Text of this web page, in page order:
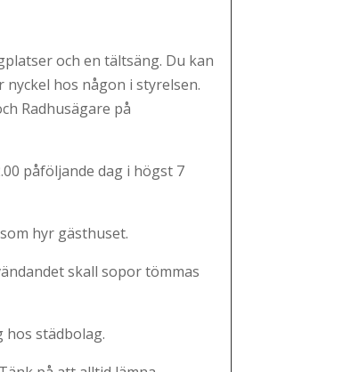
och en tältsäng. Du kan
hos någon i styrelsen.
Radhusägare på
påföljande dag i högst 7
hyr gästhuset.
skall sopor tömmas
städbolag.